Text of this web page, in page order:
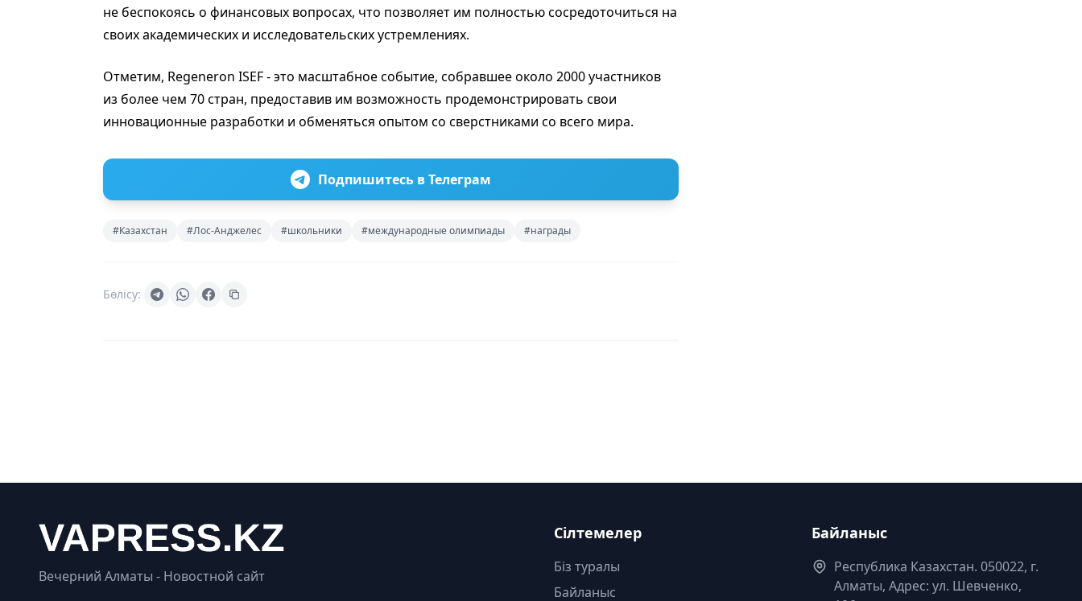
не беспокоясь о финансовых вопросах, что позволяет им полностью сосредоточиться на
своих академических и исследовательских устремлениях.
Отметим, Regeneron ISEF - это масштабное событие, собравшее около 2000 участников
из более чем 70 стран, предоставив им возможность продемонстрировать свои
инновационные разработки и обменяться опытом со сверстниками со всего мира.
Подпишитесь в Телеграм
#Казахстан #Лос-Анджелес #школьники #международные олимпиады #награды
Бөлісу:
Вечерний Алматы - Новостной сайт
Сілтемелер
Біз туралы
Байланыс
Байланыс
Республика Казахстан. 050022, г.
Алматы, Адрес: ул. Шевченко,